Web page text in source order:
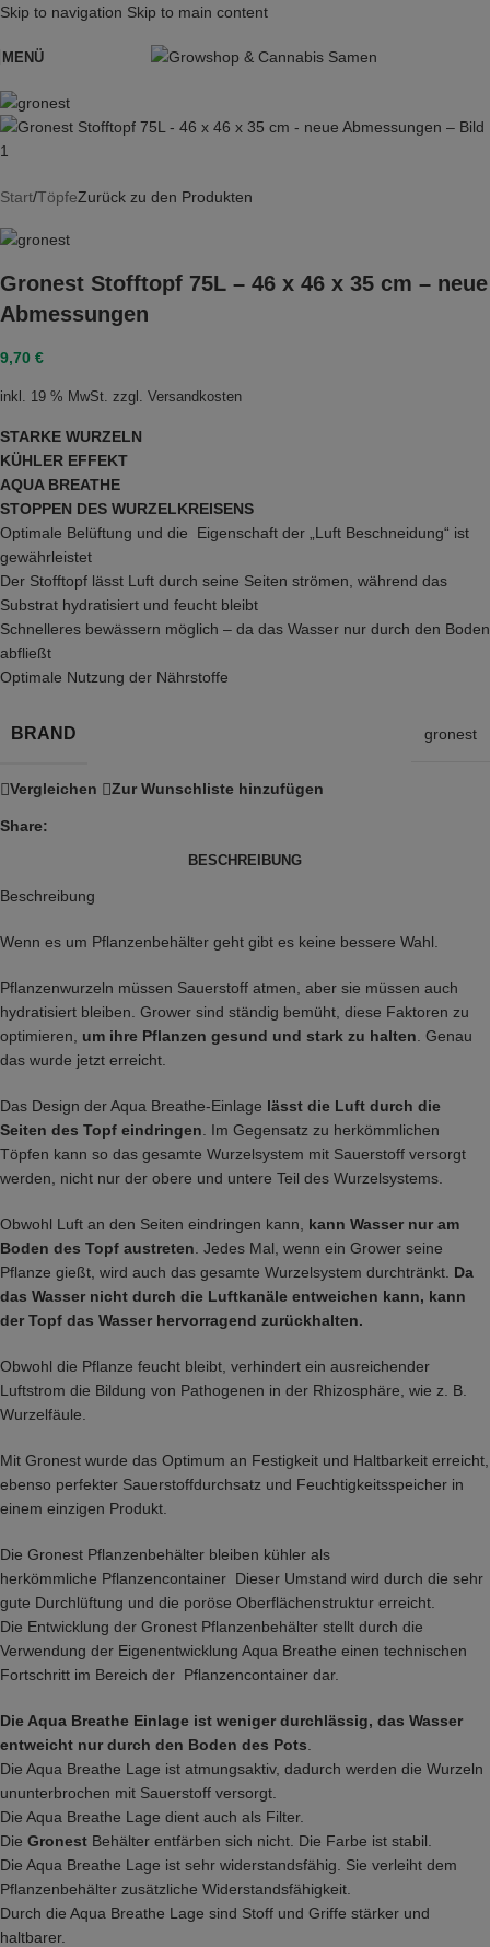
Skip to navigation Skip to main content
MENÜ
Start/TöpfeZurück zu den Produkten
Gronest Stofftopf 75L – 46 x 46 x 35 cm – neue
Abmessungen
9,70 €
inkl. 19 % MwSt. zzgl. Versandkosten
STARKE WURZELN
KÜHLER EFFEKT
AQUA BREATHE
STOPPEN DES WURZELKREISENS
Optimale Belüftung und die Eigenschaft der „Luft Beschneidung“ ist
gewährleistet
Der Stofftopf lässt Luft durch seine Seiten strömen, während das
Substrat hydratisiert und feucht bleibt
Schnelleres bewässern möglich – da das Wasser nur durch den Boden
abfließt
Optimale Nutzung der Nährstoffe
BRAND gronest
Vergleichen Zur Wunschliste hinzufügen
Share:
BESCHREIBUNG
Beschreibung
Wenn es um Pflanzenbehälter geht gibt es keine bessere Wahl.
Pflanzenwurzeln müssen Sauerstoff atmen, aber sie müssen auch
hydratisiert bleiben. Grower sind ständig bemüht, diese Faktoren zu
optimieren, um ihre Pflanzen gesund und stark zu halten . Genau
das wurde jetzt erreicht.
Das Design der Aqua Breathe-Einlage lässt die Luft durch die
Seiten des Topf eindringen . Im Gegensatz zu herkömmlichen
Töpfen kann so das gesamte Wurzelsystem mit Sauerstoff versorgt
werden, nicht nur der obere und untere Teil des Wurzelsystems.
Obwohl Luft an den Seiten eindringen kann, kann Wasser nur am
Boden des Topf austreten . Jedes Mal, wenn ein Grower seine
Pflanze gießt, wird auch das gesamte Wurzelsystem durchtränkt. Da
das Wasser nicht durch die Luftkanäle entweichen kann, kann
der Topf das Wasser hervorragend zurückhalten.
Obwohl die Pflanze feucht bleibt, verhindert ein ausreichender
Luftstrom die Bildung von Pathogenen in der Rhizosphäre, wie z. B.
Wurzelfäule.
Mit Gronest wurde das Optimum an Festigkeit und Haltbarkeit erreicht,
ebenso perfekter Sauerstoffdurchsatz und Feuchtigkeitsspeicher in
einem einzigen Produkt.
Die Gronest Pflanzenbehälter bleiben kühler als
herkömmliche Pflanzencontainer Dieser Umstand wird durch die sehr
gute Durchlüftung und die poröse Oberflächenstruktur erreicht.
Die Entwicklung der Gronest Pflanzenbehälter stellt durch die
Verwendung der Eigenentwicklung Aqua Breathe einen technischen
Fortschritt im Bereich der Pflanzencontainer dar.
Die Aqua Breathe Einlage ist weniger durchlässig, das Wasser
entweicht nur durch den Boden des Pots
Die Aqua Breathe Lage ist atmungsaktiv, dadurch werden die Wurzeln
ununterbrochen mit Sauerstoff versorgt.
Die Aqua Breathe Lage dient auch als Filter.
Die Gronest Behälter entfärben sich nicht. Die Farbe ist stabil.
Die Aqua Breathe Lage ist sehr widerstandsfähig. Sie verleiht dem
Pflanzenbehälter zusätzliche Widerstandsfähigkeit.
Durch die Aqua Breathe Lage sind Stoff und Griffe stärker und
haltbarer.